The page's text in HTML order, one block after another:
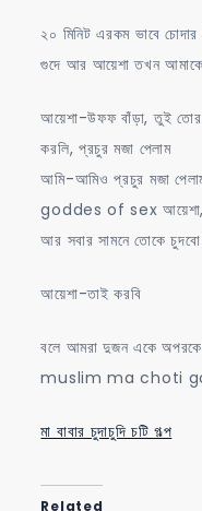
২০ মিনিট এরকম ভাবে
গুদে আর আয়েশা তখন
আয়েশা-উফফ বাঁড়া, তুই
করলি, প্রচুর মজা পেলাম
আমি-আমিও প্রচুর মজা
goddes of sex আয়েশা,
আর সবার সামনে তোকে চুদবো
আয়েশা-তাই করবি
বলে আমরা দুজন একে
muslim ma choti
মা বাবার চুদাচুদি চটি গল্প
Related